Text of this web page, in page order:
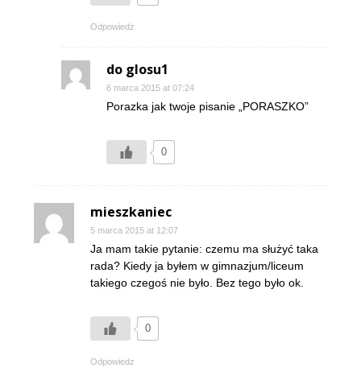
Odpowiedz
do glosu1
6 marca 2015 at 07:24
Porazka jak twoje pisanie „PORASZKO”
0
mieszkaniec
5 marca 2015 at 12:07
Ja mam takie pytanie: czemu ma służyć taka
rada? Kiedy ja byłem w gimnazjum/liceum
takiego czegoś nie było. Bez tego było ok.
0
Odpowiedz